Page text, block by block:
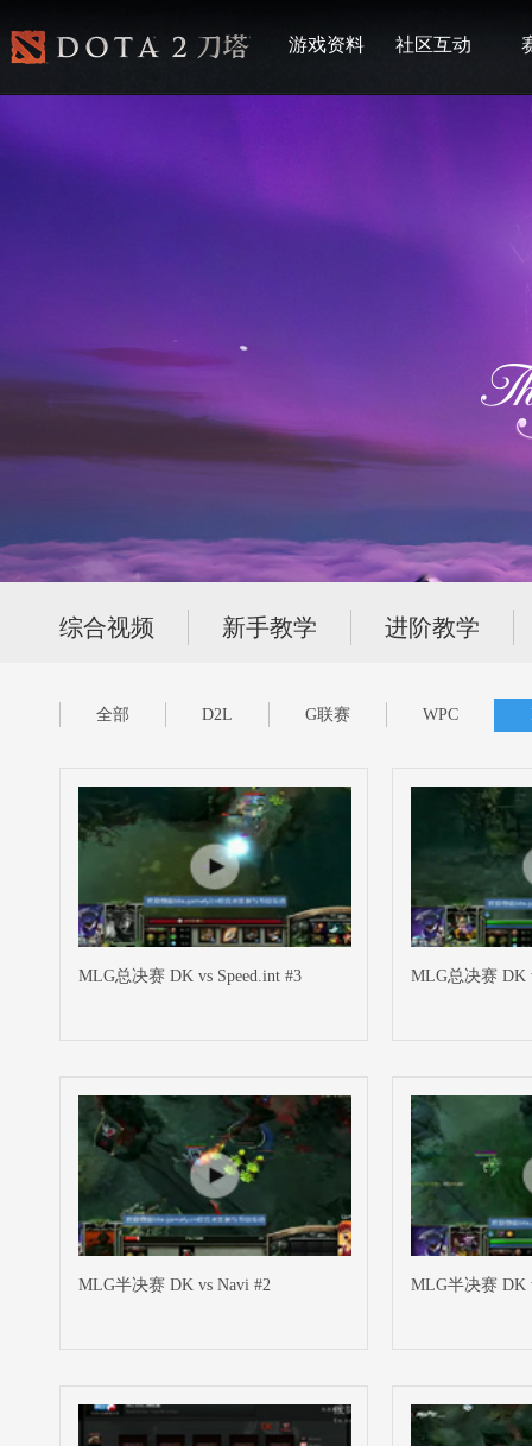
游戏资料 社区互动
综合视频 新手教学 进阶教学
全部 D2L G联赛 WPC
MLG总决赛 DK vs Speed.int #3 MLG总决赛 DK
MLG半决赛 DK vs Navi #2 MLG半决赛 DK